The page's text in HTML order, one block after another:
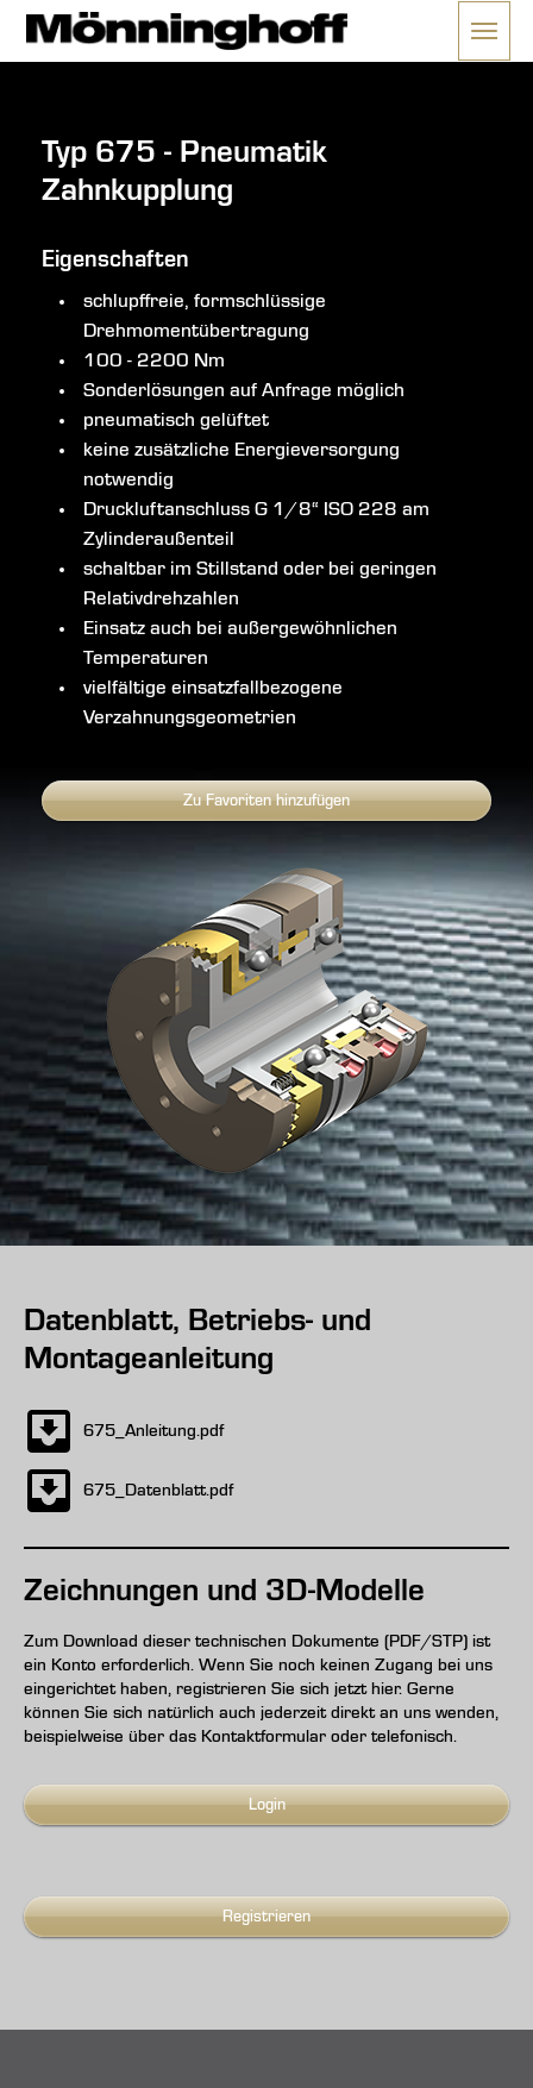
Menü
Typ 675 - Pneumatik
Zahnkupplung
Eigenschaften
schlupffreie, formschlüssige
Drehmomentübertragung
100 - 2200 Nm
Sonderlösungen auf Anfrage möglich
pneumatisch gelüftet
keine zusätzliche Energieversorgung
notwendig
Druckluftanschluss G 1/8“ ISO 228 am
Zylinderaußenteil
schaltbar im Stillstand oder bei geringen
Relativdrehzahlen
Einsatz auch bei außergewöhnlichen
Temperaturen
vielfältige einsatzfallbezogene
Verzahnungsgeometrien
Zu Favoriten hinzufügen
Datenblatt, Betriebs- und
Montageanleitung
675_Anleitung.pdf
675_Datenblatt.pdf
Zeichnungen und 3D-Modelle
Zum Download dieser technischen Dokumente (PDF/STP) ist
ein Konto erforderlich. Wenn Sie noch keinen Zugang bei uns
eingerichtet haben, registrieren Sie sich jetzt hier. Gerne
können Sie sich natürlich auch jederzeit direkt an uns wenden,
beispielweise über das Kontaktformular oder telefonisch.
Login
Registrieren